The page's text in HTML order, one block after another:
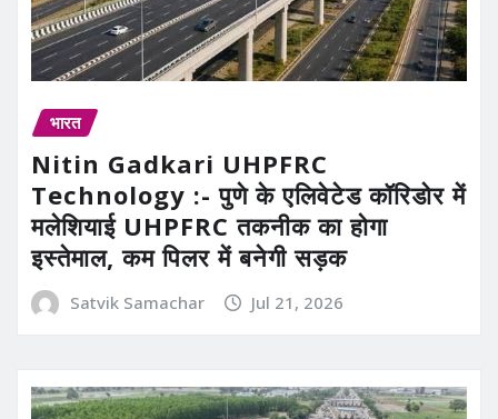
भारत
Nitin Gadkari UHPFRC
Technology :- पुणे के एलिवेटेड कॉरिडोर में
मलेशियाई UHPFRC तकनीक का होगा
इस्तेमाल, कम पिलर में बनेगी सड़क
Satvik Samachar Jul 21, 2026